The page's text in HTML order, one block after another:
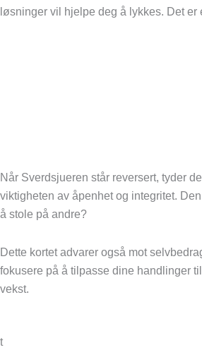
løsninger vil hjelpe deg å lykkes. Det
Når Sverdsjueren står reversert, tyder
viktigheten av åpenhet og integritet.
å stole på andre?
Dette kortet advarer også mot
fokusere på å tilpasse dine handlinger
vekst.
t